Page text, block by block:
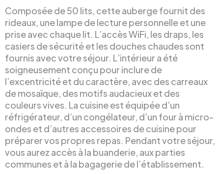
Composée de 50 lits, cette auberge fournit des
rideaux, une lampe de lecture personnelle et une
prise avec chaque lit. L’accès WiFi, les draps, les
casiers de sécurité et les douches chaudes sont
fournis avec votre séjour. L’intérieur a été
soigneusement conçu pour inclure de
l’excentricité et du caractère, avec des carreaux
de mosaïque, des motifs audacieux et des
couleurs vives. La cuisine est équipée d’un
réfrigérateur, d’un congélateur, d’un four à micro-
ondes et d’autres accessoires de cuisine pour
préparer vos propres repas. Pendant votre séjour,
vous aurez accès à la buanderie, aux parties
communes et à la bagagerie de l’établissement.